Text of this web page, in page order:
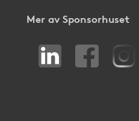
Mer av Sponsorhuset